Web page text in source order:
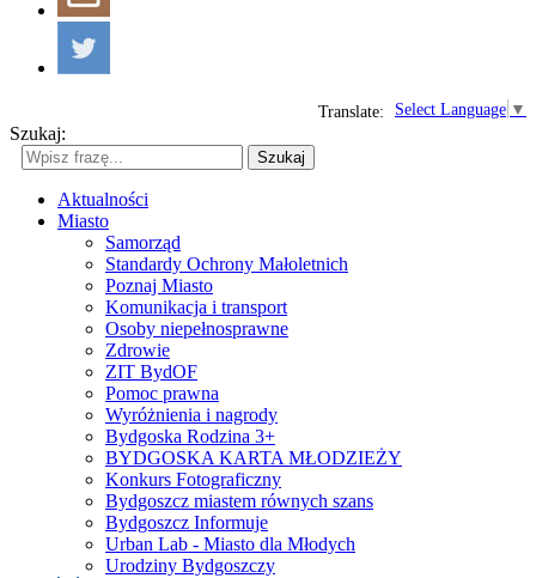
Select Language ▼
Translate:
Szukaj:
Szukaj
Aktualności
Miasto
Samorząd
Standardy Ochrony Małoletnich
Poznaj Miasto
Komunikacja i transport
Osoby niepełnosprawne
Zdrowie
ZIT BydOF
Pomoc prawna
Wyróżnienia i nagrody
Bydgoska Rodzina 3+
BYDGOSKA KARTA MŁODZIEŻY
Konkurs Fotograficzny
Bydgoszcz miastem równych szans
Bydgoszcz Informuje
Urban Lab - Miasto dla Młodych
Urodziny Bydgoszczy